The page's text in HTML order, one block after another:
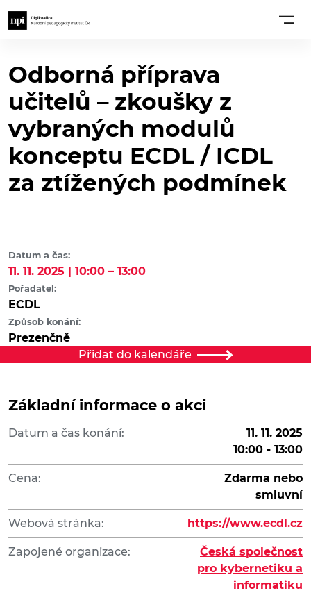
Odborná příprava
učitelů – zkoušky z
vybraných modulů
konceptu ECDL / ICDL
za ztížených podmínek
Datum a čas:
11. 11. 2025 | 10:00 – 13:00
Pořadatel:
ECDL
Způsob konání:
Prezenčně
Přidat do kalendáře
Základní informace o akci
Datum a čas konání:
11. 11. 2025
10:00 - 13:00
Cena:
Zdarma nebo
smluvní
Webová stránka: https://www.ecdl.cz
Zapojené organizace:
Česká společnost
pro kybernetiku a
informatiku